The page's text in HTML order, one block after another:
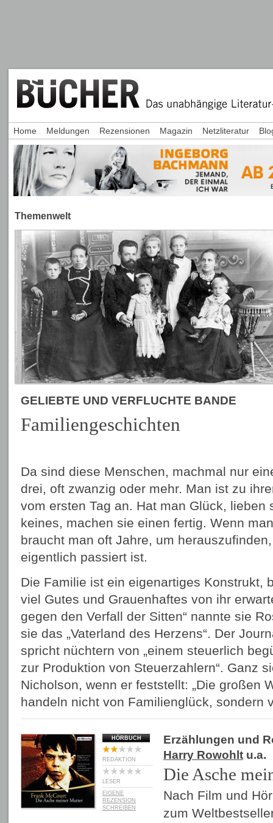
Themenwelt
GELIEBTE UND VERFLUCHTE BANDE
Familiengeschichten
Da sind diese Menschen, machmal nur
drei, oft zwanzig oder mehr. Man ist zu
vom ersten Tag an. Hat man Glück, lieben
keines, machen sie einen fertig. Wenn
braucht man oft Jahre, um
eigentlich passiert ist.
Die Familie ist ein eigenartiges Konstrukt,
viel Gutes und Grauenhaftes von ihr
gegen den Verfall der Sitten“ nannte sie
sie das „Vaterland des Herzens“. Der
spricht nüchtern von „einem steuerlich
zur Produktion von Steuerzahlern“. Ganz
Nicholson, wenn er feststellt: „Die großen
handeln nicht von Familienglück, sondern
HÖRBUCH
REDAKTION
LESER
EIGENE
REZENSION
SCHREIBEN
Erzählungen und
Harry Rowohlt u.a.
Die Asche
Nach Film und
zum
Home Meldungen Rezensionen Magazin Netzliteratur